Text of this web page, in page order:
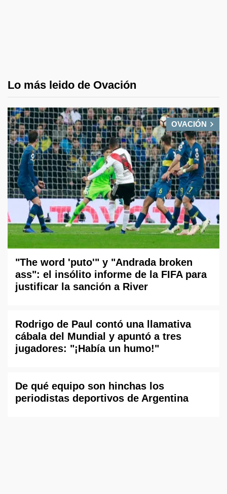
Lo más leido de Ovación
OVACIÓN
"The word 'puto'" y "Andrada broken
ass": el insólito informe de la FIFA para
justificar la sanción a River
Rodrigo de Paul contó una llamativa
cábala del Mundial y apuntó a tres
jugadores: "¡Había un humo!"
De qué equipo son hinchas los
periodistas deportivos de Argentina